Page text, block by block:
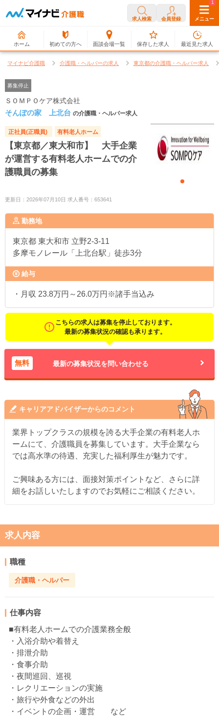
求人検索 会員登録 メニュー
ホーム 初めての方へ 面談会場一覧
0
保存した求人
1
最近見た求人
マイナビ介護職 介護職・ヘルパーの求人 東京都の介護職・ヘルパー求人
募集停止
ＳＯＭＰＯケア株式会社
そんぽの家 上北台 の介護職・ヘルパー求人
正社員(正職員) 有料老人ホーム
【東京都／東大和市】 大手企業
が運営する有料老人ホームでの介
護職員の募集
更新日：2026年07月10日 求人番号：653641
勤務地
東京都 東大和市 立野2-3-11
多摩モノレール「上北台駅」徒歩3分
給与
・月収 23.8万円～26.0万円※諸手当込み
こちらの求人は募集を停止しております。
最新の募集状況の確認も承ります。
無料 最新の募集状況を問い合わせる
キャリアアドバイザーからのコメント
業界トップクラスの規模を誇る大手企業の有料老人ホ
ームにて、介護職員を募集しています。大手企業なら
では高水準の待遇、充実した福利厚生が魅力です。
ご興味ある方には、面接対策ポイントなど、さらに詳
細をお話しいたしますのでお気軽にご相談ください。
求人内容
職種
介護職・ヘルパー
仕事内容
■有料老人ホームでの介護業務全般
・入浴介助や着替え
・排泄介助
・食事介助
・夜間巡回、巡視
・レクリエーションの実施
・旅行や外食などの外出
・イベントの企画・運営 など